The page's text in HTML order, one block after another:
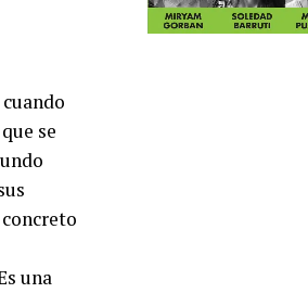
se
una